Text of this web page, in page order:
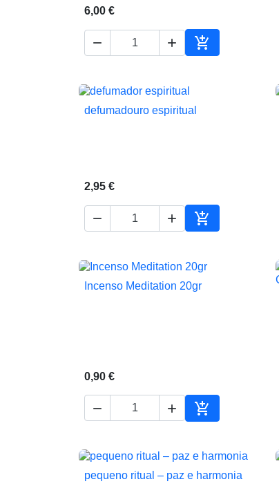
6,00 €
  
Adicionar ao
 Vista rápida
defumadouro espiritual
2,95 €
  
Adicionar ao
 Vista rápida
Incenso Meditation 20gr
0,90 €
  
Adicionar ao
 Vista rápida
pequeno ritual – paz e harmonia